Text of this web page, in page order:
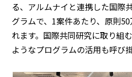
る、アルムナイと連携した国際
グラムで、1案件あたり、原則
れます。国際共同研究に取り組
ようなプログラムの活用も呼び